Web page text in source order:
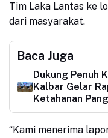
Tim Laka Lantas ke
dari masyarakat.
Baca Juga
Dukung Penuh
Kalbar Gelar
Ketahanan
“Kami menerima